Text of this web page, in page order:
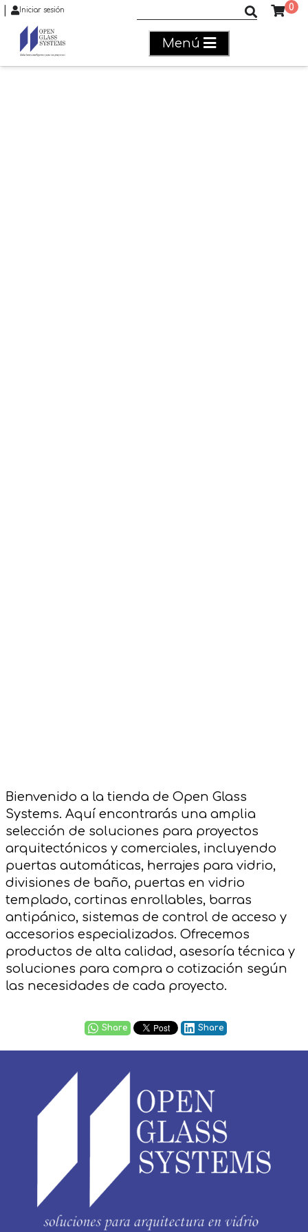
Iniciar sesión 0
Menú
Bienvenido a la tienda de Open Glass
Systems. Aquí encontrarás una amplia
selección de soluciones para proyectos
arquitectónicos y comerciales, incluyendo
puertas automáticas, herrajes para vidrio,
divisiones de baño, puertas en vidrio
templado, cortinas enrollables, barras
antipánico, sistemas de control de acceso y
accesorios especializados. Ofrecemos
productos de alta calidad, asesoría técnica y
soluciones para compra o cotización según
las necesidades de cada proyecto.
Share Share